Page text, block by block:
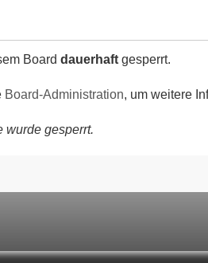
Board dauerhaftgesperrt.
Board-Administration, um weitere
wurde gesperrt.